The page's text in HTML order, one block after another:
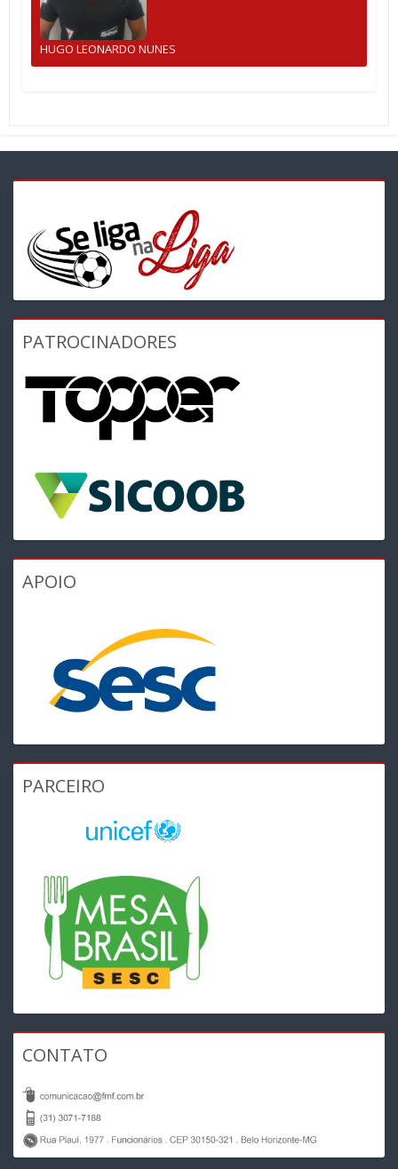
HUGO LEONARDO NUNES
PATROCINADORES
APOIO
PARCEIRO
CONTATO